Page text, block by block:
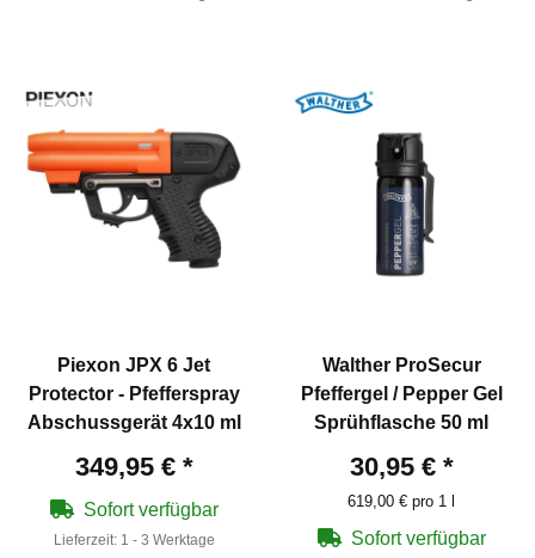
Piexon JPX 6 Jet
Protector - Pfefferspray
Abschussgerät 4x10 ml
349,95 € *
Sofort verfügbar
Lieferzeit: 1 - 3 Werktage
Walther ProSecur
Pfeffergel / Pepper Gel
Sprühflasche 50 ml
30,95 € *
619,00 € pro 1 l
Sofort verfügbar